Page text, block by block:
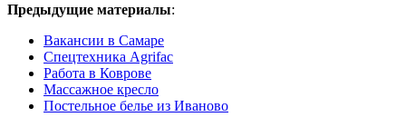
Предыдущие материалы:
Вакансии в Самаре
Спецтехника Agrifac
Работа в Коврове
Массажное кресло
Постельное белье из Иваново